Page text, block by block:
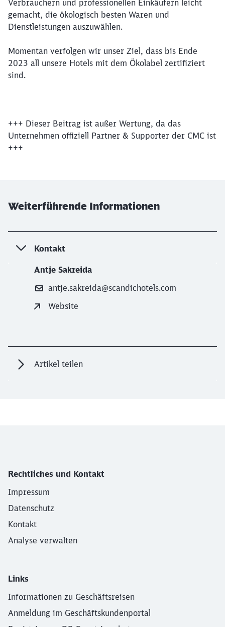
Verbrauchern und professionellen Einkäufern leicht
gemacht, die ökologisch besten Waren und
Dienstleistungen auszuwählen.
Momentan verfolgen wir unser Ziel, dass bis Ende
2023 all unsere Hotels mit dem Ökolabel zertifiziert
sind.
+++ Dieser Beitrag ist außer Wertung, da das
Unternehmen offiziell Partner & Supporter der CMC ist
+++
Weiterführende Informationen
Kontakt
Antje Sakreida
antje.sakreida@scandichotels.com
Website
Artikel teilen
Rechtliches und Kontakt
Impressum
Datenschutz
Kontakt
Analyse verwalten
Links
Informationen zu Geschäftsreisen
Anmeldung im Geschäftskundenportal